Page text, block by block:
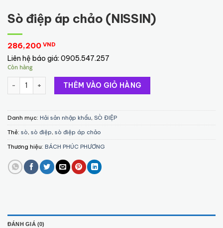
Sò điệp áp chảo (NISSIN)
286,200 VND
Liên hệ báo giá: 0905.547.257
Còn hàng
Sò điệp áp chảo (NISSIN) số lượng
THÊM VÀO GIỎ HÀNG
Danh mục: Hải sản nhập khẩu, SÒ ĐIỆP
Thẻ: sò, sò điệp, sò điệp áp chảo
Thương hiệu: BÁCH PHÚC PHƯƠNG
ĐÁNH GIÁ (0)